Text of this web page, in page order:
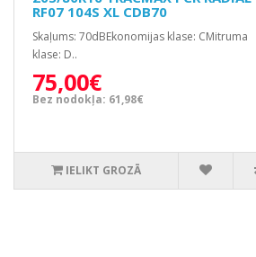
RF07 104S XL CDB70
Skaļums: 70dBEkonomijas klase: CMitruma
klase: D..
75,00€
Bez nodokļa: 61,98€
IELIKT GROZĀ